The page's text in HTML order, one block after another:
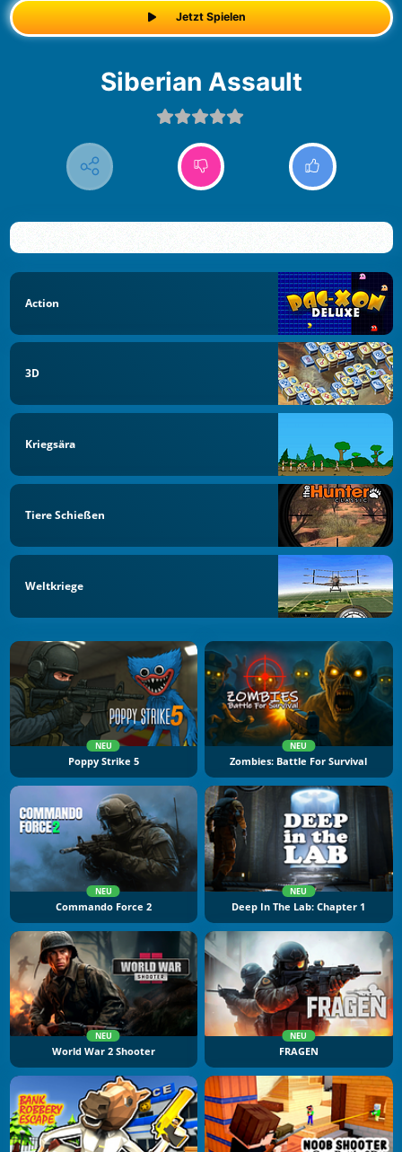
Jetzt Spielen
Siberian Assault
Action
3D
Kriegsära
Tiere Schießen
Weltkriege
NEU
Poppy Strike 5
NEU
Zombies: Battle For Survival
NEU
Commando Force 2
NEU
Deep In The Lab: Chapter 1
NEU
World War 2 Shooter
NEU
FRAGEN